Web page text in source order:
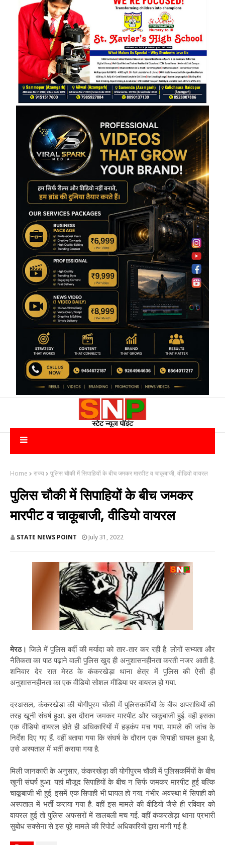
Home राज्य पुलिस चौकी में सिपाहियों के बीच जमकर मारपीट व चाकूबाजी, वीडियो वायरल
पुलिस चौकी में सिपाहियों के बीच जमकर
मारपीट व चाकूबाजी, वीडियो वायरल
STATE NEWS POINT July 31, 2022
मेरठ। जिले में पुलिस वर्दी की मर्यादा को तार-तार कर रही है. लोगों सभ्यता और
नैतिकता का पाठ पढ़ाने वाली पुलिस खुद ही अनुशासनहीनता करती नजर आती है.
शनिवार देर रात मेरठ के कंकरखेड़ा थाना क्षेत्र में पुलिस की ऐसी ही
अनुशासनहीनता का एक वीडियो सोशल मीडिया पर वायरल हो गया.
दरअसल, कंकरखेड़ा की योगीपुरम चौकी में पुलिसकर्मियों के बीच अपराधियों की
तरह खूनी संघर्ष हुआ. इस दौरान जमकर मारपीट और चाकूबाजी हुई. वही इसका
एक वीडियो वायरल होते ही अधिकारियों में हड़कंप मच गया. मामले की जांच के
निर्देश दिए गए हैं. वहीं बताया गया कि संघर्ष के दौरान एक सिपाही घायल हुआ है,
उसे अस्पताल में भर्ती कराया गया है.
मिली जानकारी के अनुसार, कंकरखेड़ा की योगीपुरम चौकी में पुलिसकर्मियों के बीच
खूनी संघर्ष हुआ. यहां मौजूद सिपाहियों के बीच न सिर्फ जमकर मारपीट हुई बल्कि
चाकूबाजी भी हुई. इसमें एक सिपाही भी घायल हो गया. गंभीर अवस्था में सिपाही को
अस्पताल में भर्ती कराया गया है. वहीं इस मामले की वीडियो जैसे ही रविवार को
वायरल हुई तो पुलिस अफसरों में खलबली मच गई. वहीं कंकरखेड़ा थाना प्रभारी
सुबोध सक्सेना से इस पूरे मामले की रिपोर्ट अधिकारियों द्वारा मांगी गई है.